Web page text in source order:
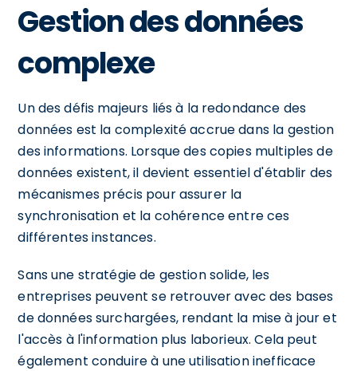
Gestion des données
complexe
Un des défis majeurs liés à la redondance des
données est la complexité accrue dans la gestion
des informations. Lorsque des copies multiples de
données existent, il devient essentiel d'établir des
mécanismes précis pour assurer la
synchronisation et la cohérence entre ces
différentes instances.
Sans une stratégie de gestion solide, les
entreprises peuvent se retrouver avec des bases
de données surchargées, rendant la mise à jour et
l'accès à l'information plus laborieux. Cela peut
également conduire à une utilisation inefficace